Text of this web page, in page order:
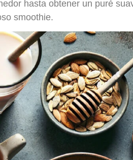
hasta obtener un puré
smoothie.